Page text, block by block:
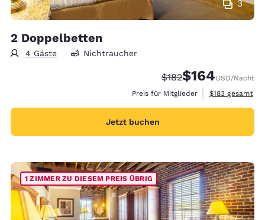
3
2 Doppelbetten
4 Gäste Nichtraucher
Durchgestrichener
$182Vergünstigter
$164USD/Nacht
Preis für Mitglieder
Geschätzte
$183 gesamt
Jetzt buchen
1 ZIMMER ZU DIESEM PREIS ÜBRIG